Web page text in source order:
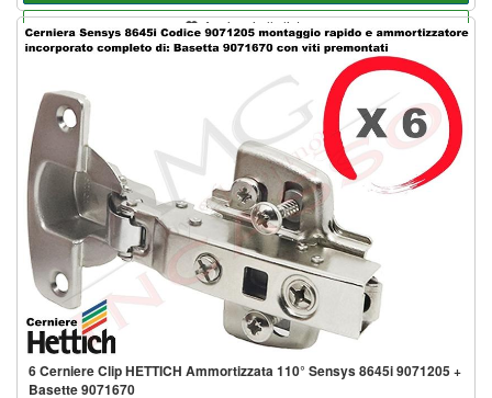
Aggiungi alla lista
6 Cerniere Clip HETTICH Ammortizzata 110° Sensys 8645i 9071205 +
Basette 9071670